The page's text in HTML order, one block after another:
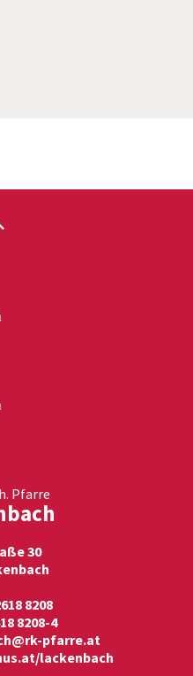
Pfarre
30
8208
8208-4
pfarre.at
lackenbach